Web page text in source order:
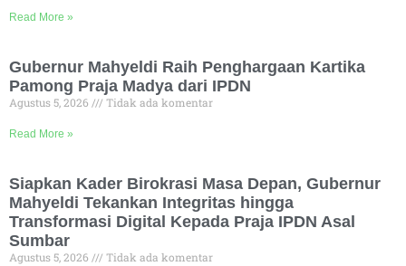
Read More »
Gubernur Mahyeldi Raih Penghargaan Kartika
Pamong Praja Madya dari IPDN
Agustus 5, 2026 Tidak ada komentar
Read More »
Siapkan Kader Birokrasi Masa Depan, Gubernur
Mahyeldi Tekankan Integritas hingga
Transformasi Digital Kepada Praja IPDN Asal
Sumbar
Agustus 5, 2026 Tidak ada komentar